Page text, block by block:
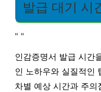
발급 대기 시
" "
인감증명서 발급 시간
인 노하우와 실질적인
차별 예상 시간과 주의